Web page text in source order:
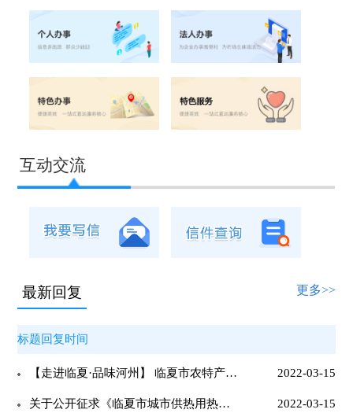
互动交流
最新回复 更多>>
标题回复时间
【走进临夏·品味河州】 临夏市农特产品区域公共品牌名征集活动 2022-03-15
关于公开征求《临夏市城市供热用热管理暂行办法》意见的通告 2022-03-15